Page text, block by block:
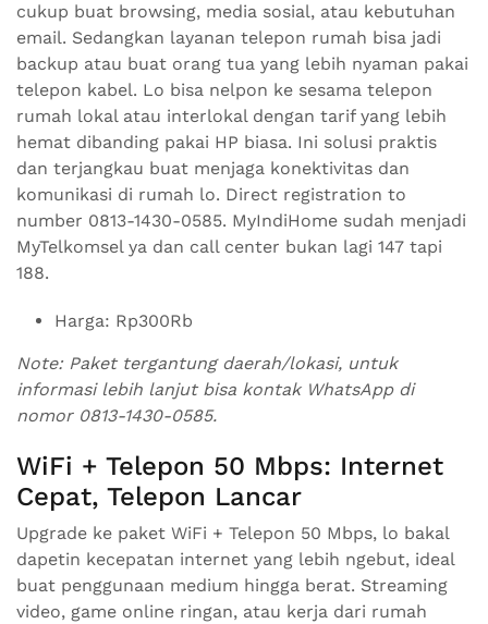
cukup buat browsing, media sosial, atau kebutuhan
email. Sedangkan layanan telepon rumah bisa jadi
backup atau buat orang tua yang lebih nyaman pakai
telepon kabel. Lo bisa nelpon ke sesama telepon
rumah lokal atau interlokal dengan tarif yang lebih
hemat dibanding pakai HP biasa. Ini solusi praktis
dan terjangkau buat menjaga konektivitas dan
komunikasi di rumah lo. Direct registration to
number 0813-1430-0585. MyIndiHome sudah menjadi
MyTelkomsel ya dan call center bukan lagi 147 tapi
188.
Harga: Rp300Rb
Note: Paket tergantung daerah/lokasi, untuk
informasi lebih lanjut bisa kontak WhatsApp di
nomor 0813-1430-0585.
WiFi + Telepon 50 Mbps: Internet
Cepat, Telepon Lancar
Upgrade ke paket WiFi + Telepon 50 Mbps, lo bakal
dapetin kecepatan internet yang lebih ngebut, ideal
buat penggunaan medium hingga berat. Streaming
video, game online ringan, atau kerja dari rumah